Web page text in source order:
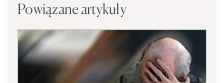
Powiązane artykuły